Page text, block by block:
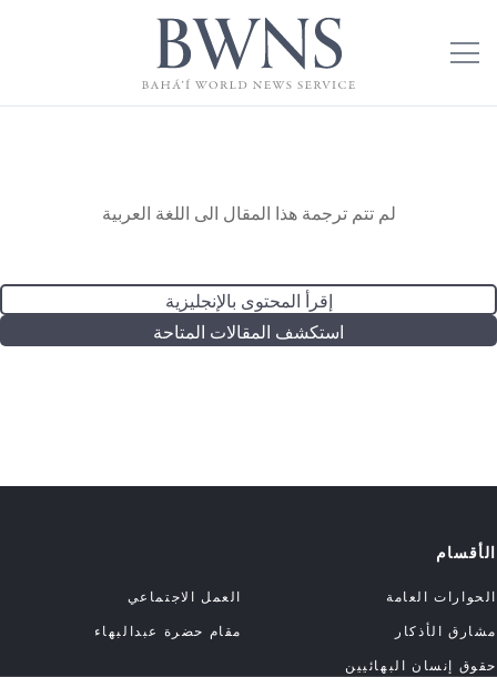
لم تتم ترجمة هذا المقال الى اللغة العربية
إقرأ المحتوى بالإنجليزية
استكشف المقالات المتاحة
الأقسام
الحوارات العامة
العمل الاجتماعي
مشارق الأذكار
مقام حضرة عبدالبهاء
حقوق إنسان البهائيين